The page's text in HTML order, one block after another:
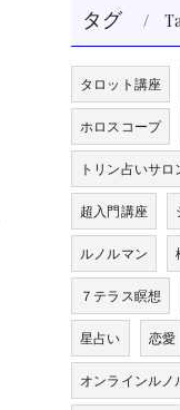
タグ
タロット講座
ホロスコープ
トリン占いサロ
超入門講座
ルノルマン
７テラス瞑想
星占い 恋愛
オンラインルノ